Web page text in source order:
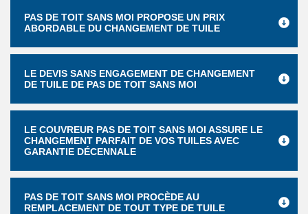
PAS DE TOIT SANS MOI PROPOSE UN PRIX
ABORDABLE DU CHANGEMENT DE TUILE
LE DEVIS SANS ENGAGEMENT DE CHANGEMENT
DE TUILE DE PAS DE TOIT SANS MOI
LE COUVREUR PAS DE TOIT SANS MOI ASSURE LE
CHANGEMENT PARFAIT DE VOS TUILES AVEC
GARANTIE DÉCENNALE
PAS DE TOIT SANS MOI PROCÈDE AU
REMPLACEMENT DE TOUT TYPE DE TUILE